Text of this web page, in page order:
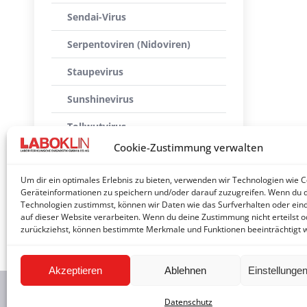
Cookie-Zustimmung verwalten
Um dir ein optimales Erlebnis zu bieten, verwenden wir Technologien wie
Geräteinformationen zu speichern und/oder darauf zuzugreifen. Wenn du
Technologien zustimmst, können wir Daten wie das Surfverhalten oder
auf dieser Website verarbeiten. Wenn du deine Zustimmung nicht erteilst
zurückziehst, können bestimmte Merkmale und Funktionen beeinträchtigt
Akzeptieren Ablehnen
Datenschutz
Sendai-Virus
Serpentoviren (Nidoviren)
Staupevirus
Sunshinevirus
Tollwutvirus
Usutuvirus
West Nile Virus
Zytomegalievirus
2026 ©